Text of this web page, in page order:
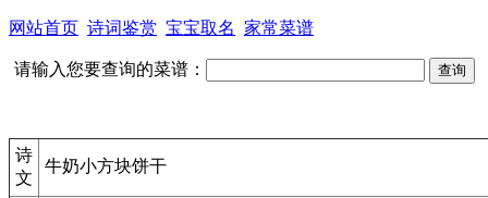
网站首页 诗词鉴赏 宝宝取名 家常菜谱
请输入您要查询的菜谱：
诗
文
牛奶小方块饼干